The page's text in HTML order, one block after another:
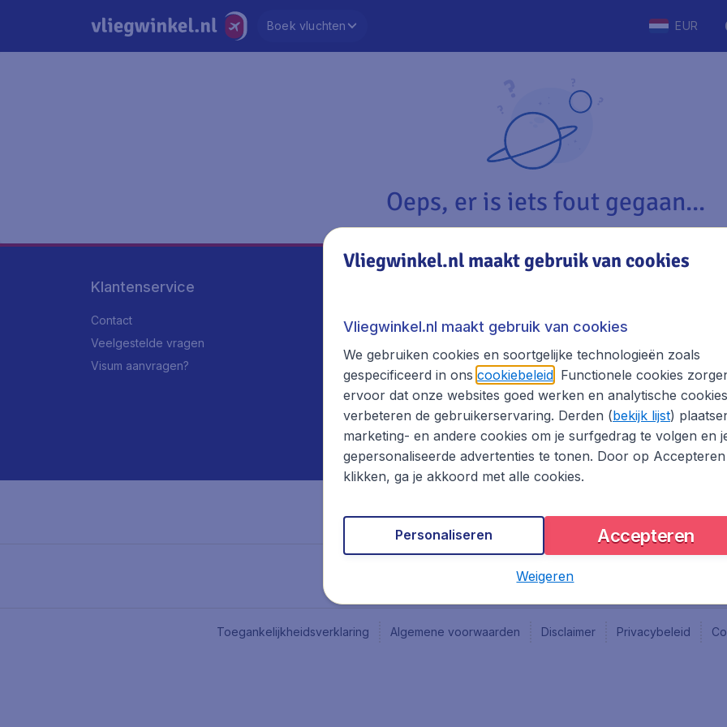
Boek vluchten EUR
Oeps, er is iets fout gegaan...
Klantenservice
Contact
Veelgestelde vragen
Visum aanvragen?
Over Vliegwinkel.nl
Reisgids
Toegankelijkheidsverklaring Algemene voorwaarden Disclaimer Privacybeleid
Vliegwinkel.nl maakt gebruik van cookies
Vliegwinkel.nl maakt gebruik van cookies
We gebruiken cookies en soortgelijke technologieën zoals
gespecificeerd in ons cookiebeleid. Functionele cookies
ervoor dat onze websites goed werken en analytische cookies
verbeteren de gebruikerservaring. Derden (bekijk lijst)
marketing- en andere cookies om je surfgedrag te volgen en
gepersonaliseerde advertenties te tonen. Door op
klikken, ga je akkoord met alle cookies.
Accepteren
Personaliseren
Weigeren